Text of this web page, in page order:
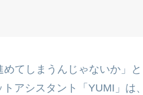
てしまうんじゃないか」と
アシスタント「YUMI」は、